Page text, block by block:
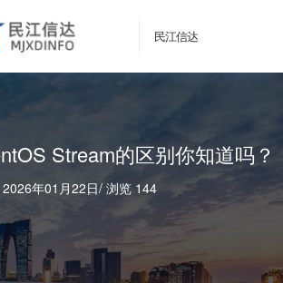
民江信达
Stream的区别你知道吗？
2026年01月22日/ 浏览 144